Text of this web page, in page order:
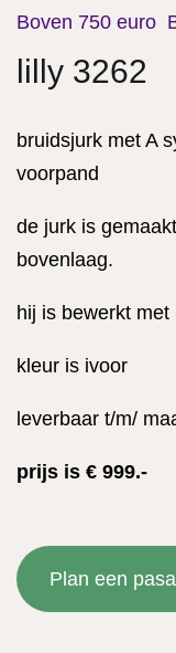
Boven 750 euro
lilly 3262
bruidsjurk met A
voorpand
de jurk is
bovenlaag.
hij is bewerkt met
kleur is ivoor
leverbaar t/m/
prijs is € 999.-
Plan een